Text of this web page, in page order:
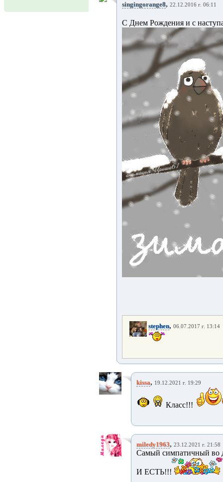
singingorange8, 22.12.2016 г. 06:11
С Днем Рождения и с
stephen, 06.07.2017 г. 13:14
kissa, 19.12.2021 г. 19:29
Класс!!!
miledy1963, 23.12.2021 г. 21:58
Самый симпатичный во
И ЕСТЬ!!!